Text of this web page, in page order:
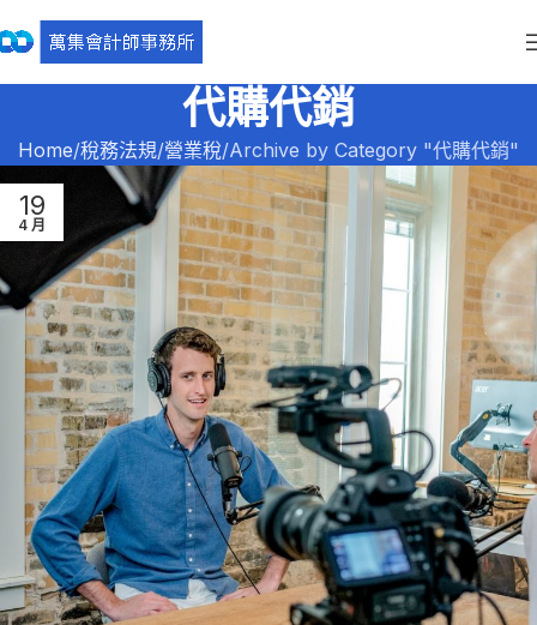
代購代銷
Home 稅務法規 營業稅 Archive by Category "代購代銷"
19
4 月